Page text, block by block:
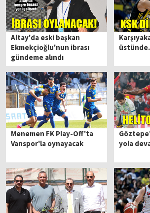
Altay'da eski başkan
Ekmekçioğlu'nun ibrası
gündeme alındı
Menemen FK Play-Off'ta
Vanspor'la oynayacak
yola